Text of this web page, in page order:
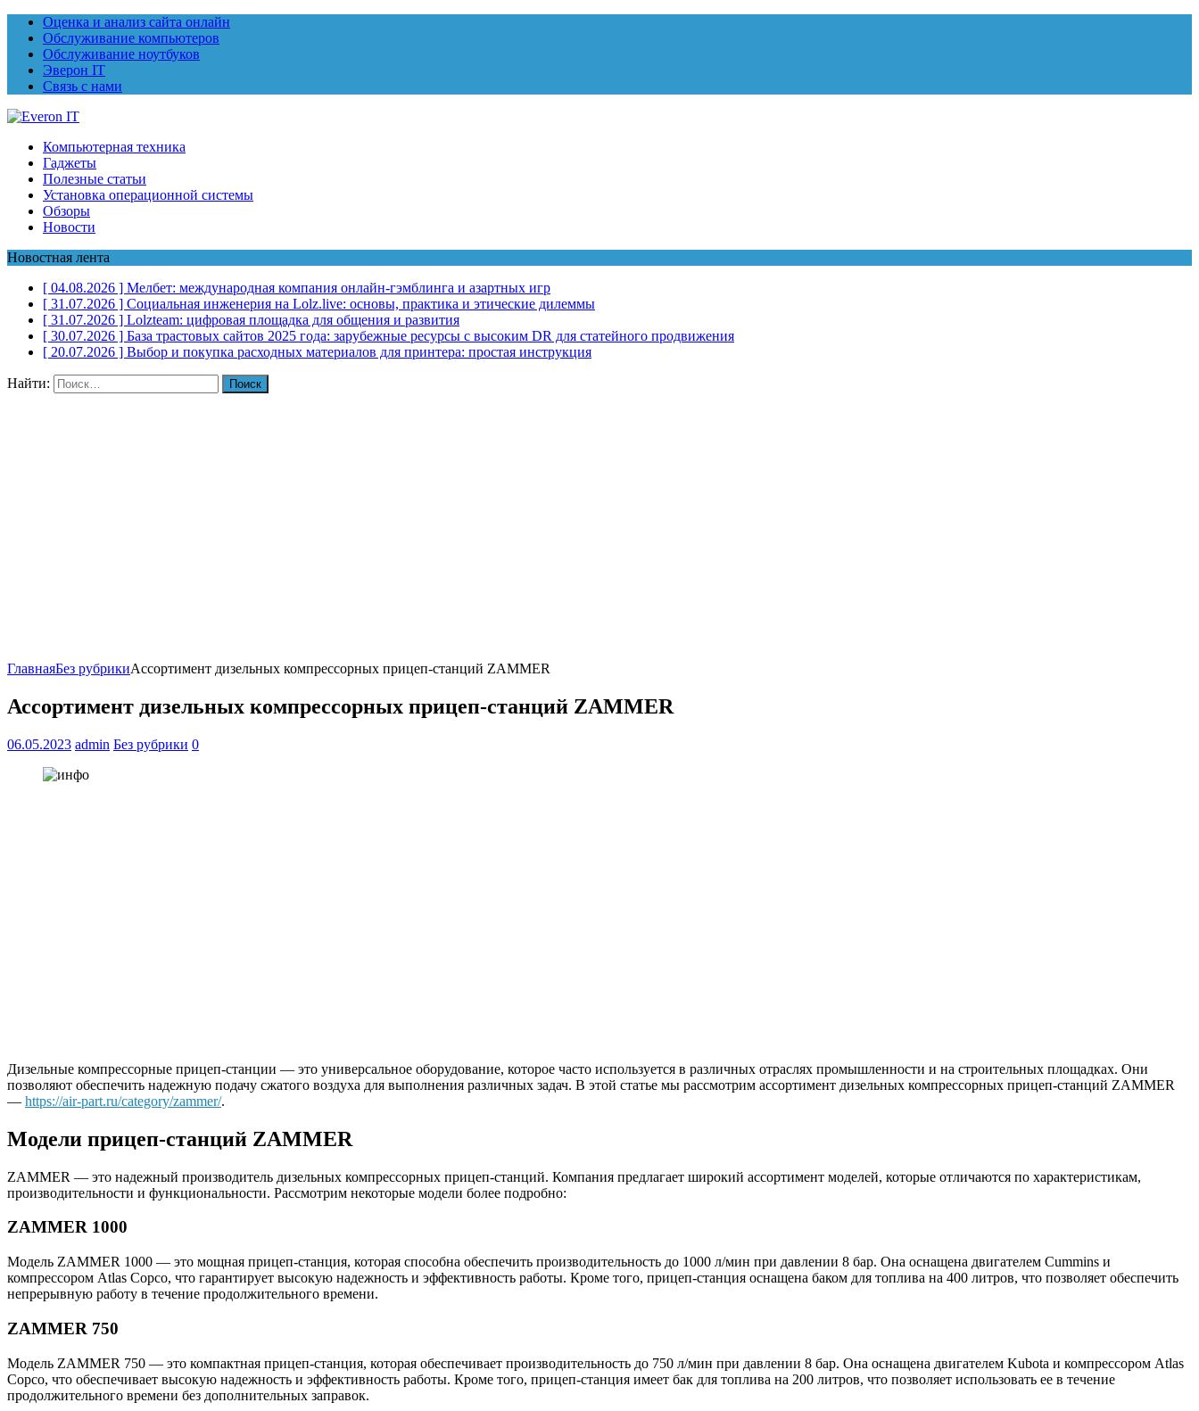
Оценка и анализ сайта онлайн
Обслуживание компьютеров
Обслуживание ноутбуков
Эверон IT
Связь с нами
Компьютерная техника
Гаджеты
Полезные статьи
Установка операционной системы
Обзоры
Новости
Новостная лента
[ 04.08.2026 ] Мелбет: международная компания онлайн-гэмблинга и азартных игр
[ 31.07.2026 ] Социальная инженерия на Lolz.live: основы, практика и этические дилеммы
[ 31.07.2026 ] Lolzteam: цифровая площадка для общения и развития
[ 30.07.2026 ] База трастовых сайтов 2025 года: зарубежные ресурсы с высоким DR для статейного продвижения
[ 20.07.2026 ] Выбор и покупка расходных материалов для принтера: простая инструкция
Найти:
ГлавнаяБез рубрикиАссортимент дизельных компрессорных прицеп-станций ZAMMER
Ассортимент дизельных компрессорных прицеп-станций ZAMMER
06.05.2023 admin Без рубрики 0
Дизельные компрессорные прицеп-станции — это универсальное оборудование, которое часто используется в различных отраслях промышленности и на строительных площадках. Они
позволяют обеспечить надежную подачу сжатого воздуха для выполнения различных задач. В этой статье мы рассмотрим ассортимент дизельных компрессорных прицеп-станций ZAMMER
— https://air-part.ru/category/zammer/.
Модели прицеп-станций ZAMMER
ZAMMER — это надежный производитель дизельных компрессорных прицеп-станций. Компания предлагает широкий ассортимент моделей, которые отличаются по характеристикам,
производительности и функциональности. Рассмотрим некоторые модели более подробно:
ZAMMER 1000
Модель ZAMMER 1000 — это мощная прицеп-станция, которая способна обеспечить производительность до 1000 л/мин при давлении 8 бар. Она оснащена двигателем Cummins и
компрессором Atlas Copco, что гарантирует высокую надежность и эффективность работы. Кроме того, прицеп-станция оснащена баком для топлива на 400 литров, что позволяет обеспечить
непрерывную работу в течение продолжительного времени.
ZAMMER 750
Модель ZAMMER 750 — это компактная прицеп-станция, которая обеспечивает производительность до 750 л/мин при давлении 8 бар. Она оснащена двигателем Kubota и компрессором Atlas
Copco, что обеспечивает высокую надежность и эффективность работы. Кроме того, прицеп-станция имеет бак для топлива на 200 литров, что позволяет использовать ее в течение
продолжительного времени без дополнительных заправок.